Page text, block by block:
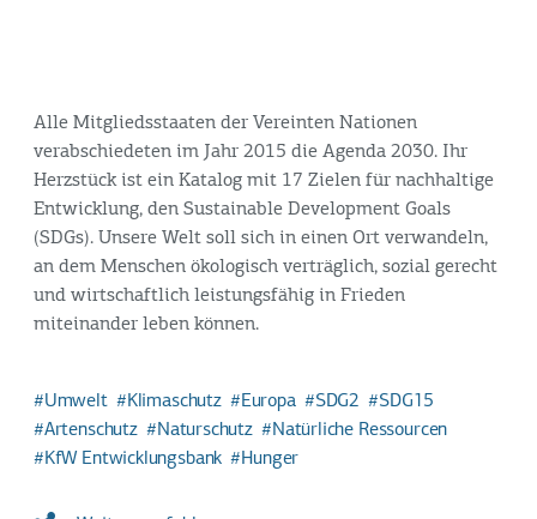
Alle Mitgliedsstaaten der Vereinten Nationen
verabschiedeten im Jahr 2015 die Agenda 2030. Ihr
Herzstück ist ein Katalog mit 17 Zielen für nachhaltige
Entwicklung, den Sustainable Development Goals
(SDGs). Unsere Welt soll sich in einen Ort verwandeln,
an dem Menschen ökologisch verträglich, sozial gerecht
und wirtschaftlich leistungsfähig in Frieden
miteinander leben können.
Umwelt Klimaschutz Europa SDG2
SDG15
Artenschutz
Naturschutz
Natürliche Ressourcen
KfW Entwicklungsbank
Hunger